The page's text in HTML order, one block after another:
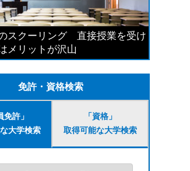
スクーリング 直接授業を受け
メリットが沢山
免許・資格検索
免許」
大学検索
「資格」
取得可能な大学検索